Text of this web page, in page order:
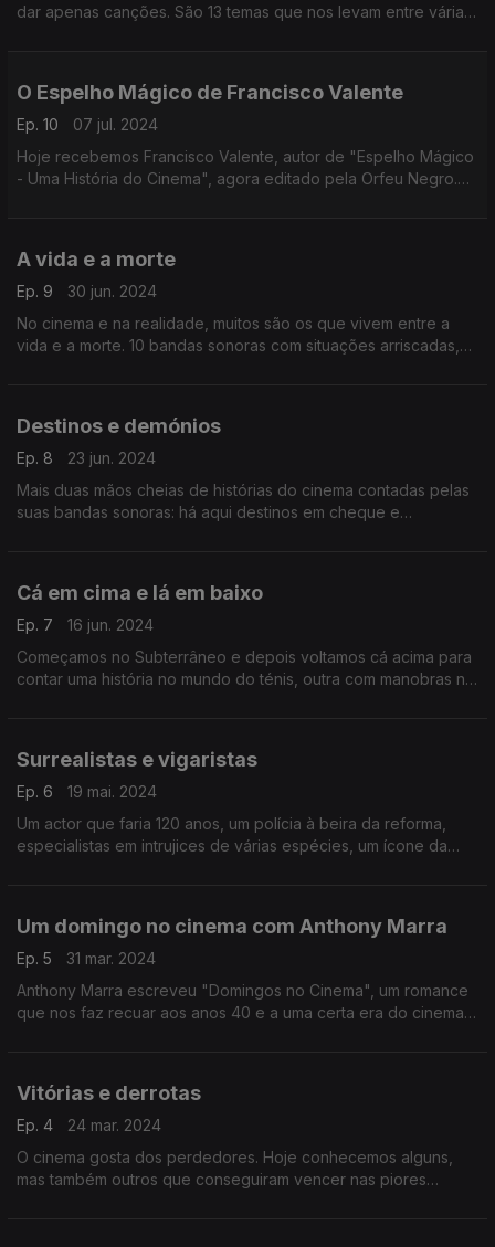
dar apenas canções. São 13 temas que nos levam entre várias
O Espelho Mágico de Francisco Valente
Ep. 10
07 jul. 2024
Hoje recebemos Francisco Valente, autor de "Espelho Mágico
- Uma História do Cinema", agora editado pela Orfeu Negro.
A vida e a morte
Ep. 9
30 jun. 2024
No cinema e na realidade, muitos são os que vivem entre a
vida e a morte. 10 bandas sonoras com situações arriscadas,
Destinos e demónios
Ep. 8
23 jun. 2024
Mais duas mãos cheias de histórias do cinema contadas pelas
suas bandas sonoras: há aqui destinos em cheque e
Cá em cima e lá em baixo
Ep. 7
16 jun. 2024
Começamos no Subterrâneo e depois voltamos cá acima para
contar uma história no mundo do ténis, outra com manobras na
Surrealistas e vigaristas
Ep. 6
19 mai. 2024
Um actor que faria 120 anos, um polícia à beira da reforma,
especialistas em intrujices de várias espécies, um ícone da
Um domingo no cinema com Anthony Marra
Ep. 5
31 mar. 2024
Anthony Marra escreveu "Domingos no Cinema", um romance
que nos faz recuar aos anos 40 e a uma certa era do cinema
Vitórias e derrotas
Ep. 4
24 mar. 2024
O cinema gosta dos perdedores. Hoje conhecemos alguns,
mas também outros que conseguiram vencer nas piores